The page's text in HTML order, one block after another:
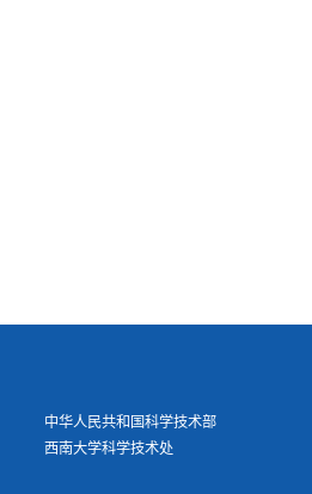
中华人民共和国科学技术部
西南大学科学技术处